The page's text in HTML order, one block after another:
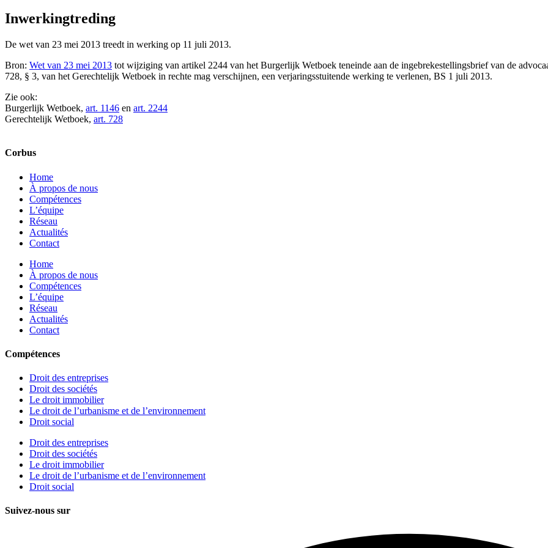
Inwerkingtreding
De wet van 23 mei 2013 treedt in werking op 11 juli 2013.
Bron: Wet van 23 mei 2013 tot wijziging van artikel 2244 van het Burgerlijk Wetboek teneinde aan de ingebrekestellingsbrief van de
728, § 3, van het Gerechtelijk Wetboek in rechte mag verschijnen, een verjaringsstuitende werking te verlenen, BS 1 juli 2013.
Zie ook:
Burgerlijk Wetboek, art. 1146 en art. 2244
Gerechtelijk Wetboek, art. 728
Corbus
Home
À propos de nous
Compétences
L’équipe
Réseau
Actualités
Contact
Home
À propos de nous
Compétences
L’équipe
Réseau
Actualités
Contact
Compétences
Droit des entreprises
Droit des sociétés
Le droit immobilier
Le droit de l’urbanisme et de l’environnement
Droit social
Droit des entreprises
Droit des sociétés
Le droit immobilier
Le droit de l’urbanisme et de l’environnement
Droit social
Suivez-nous sur